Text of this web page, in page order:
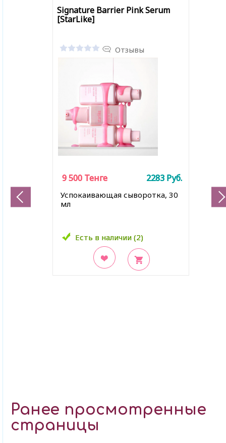
Signature Barrier Pink Serum
[StarLike]
Отзывы
Успокаивающая сыворотка, 30
мл
Есть в наличии (2)
9 500 Тенге 2283 Руб.
Есть в наличии (2)
9 500 Тенге 2283 Руб.
Ранее просмотренные
страницы